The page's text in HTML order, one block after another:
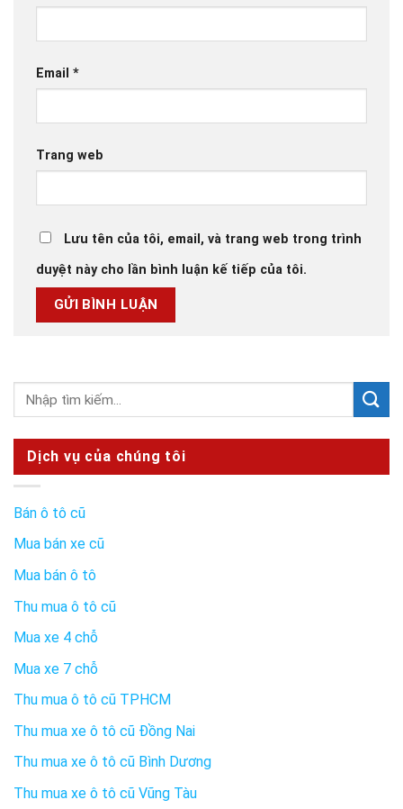
Email *
Trang web
Lưu tên của tôi, email, và trang web trong trình
duyệt này cho lần bình luận kế tiếp của tôi.
Dịch vụ của chúng tôi
Bán ô tô cũ
Mua bán xe cũ
Mua bán ô tô
Thu mua ô tô cũ
Mua xe 4 chỗ
Mua xe 7 chỗ
Thu mua ô tô cũ TPHCM
Thu mua xe ô tô cũ Đồng Nai
Thu mua xe ô tô cũ Bình Dương
Thu mua xe ô tô cũ Vũng Tàu